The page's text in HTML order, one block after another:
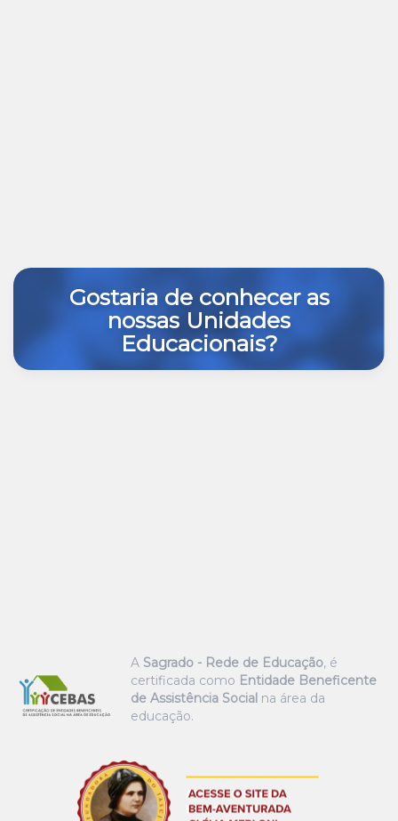
Gostaria de conhecer as
nossas Unidades
Educacionais?
A Sagrado - Rede de Educação, é
certificada como Entidade Beneficente
de Assistência Social na área da
educação.